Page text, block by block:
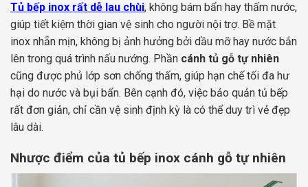
Tủ bếp inox rất dễ lau chùi, không bám bẩn hay thấm nước,
giúp tiết kiệm thời gian vệ sinh cho người nội trợ. Bề mặt
inox nhẵn mịn, không bị ảnh hưởng bởi dầu mỡ hay nước bắn
lên trong quá trình nấu nướng. Phần cánh tủ gỗ tự nhiên
cũng được phủ lớp sơn chống thấm, giúp hạn chế tối đa hư
hại do nước và bụi bẩn. Bên cạnh đó, việc bảo quản tủ bếp
rất đơn giản, chỉ cần vệ sinh định kỳ là có thể duy trì vẻ đẹp
lâu dài.
Nhược điểm của tủ bếp inox cánh gỗ tự nhiên